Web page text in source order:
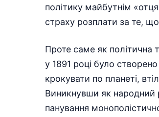
політику майбутнім
страху розплати за те,
Проте саме як політична
у 1891 році було
крокувати по планеті,
Виникнувши як народний
панування